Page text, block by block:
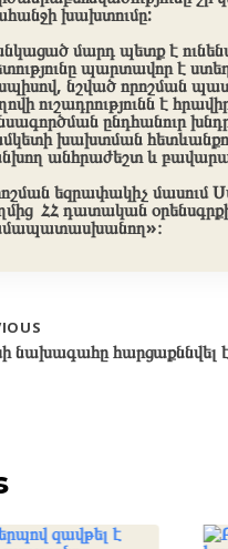
խախտումը:
մարդ պետք է
պարտավոր է
նշված որոշման
ուշադրությունն է
ընդհանուր
խախտման
անհրաժեշտ և
եզրափակիչ
ՀՀ դատական
նախագահը հարցաքննվել